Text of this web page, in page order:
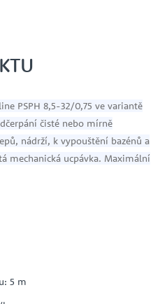
PSPH 8,5-32/0,75 ve variantě
čisté nebo mírně
nádrží, k vypouštění bazénů a
mechanická ucpávka. Maximální
5 m